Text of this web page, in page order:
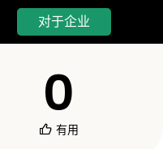
对于企业
0
有用